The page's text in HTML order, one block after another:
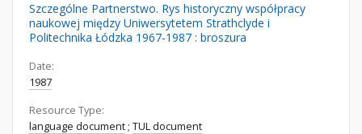
Szczególne Partnerstwo. Rys historyczny współpracy
naukowej między Uniwersytetem Strathclyde i
Politechnika Łódzka 1967-1987 : broszura
Date:
1987
Resource Type:
language document ; TUL document